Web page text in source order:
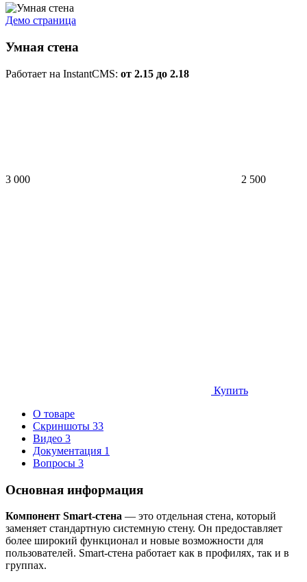
Демо страница
Умная стена
Работает на InstantCMS: от 2.15 до 2.18
3 000 2 500
Купить
О товаре
Скриншоты 33
Видео 3
Документация 1
Вопросы 3
Основная информация
Компонент Smart-стена — это отдельная стена, который
заменяет стандартную системную стену. Он предоставляет
более широкий функционал и новые возможности для
пользователей. Smart-стена работает как в профилях, так и в
группах.